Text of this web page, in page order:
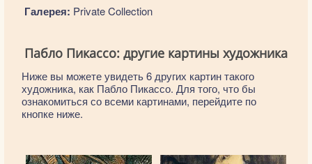
Галерея: Private Collection
Пабло Пикассо: другие картины художника
Ниже вы можете увидеть 6 других картин такого
художника, как Пабло Пикассо. Для того, что бы
ознакомиться со всеми картинами, перейдите по
кнопке ниже.